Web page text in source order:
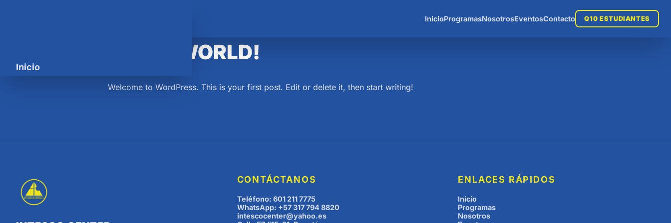
InicioProgramasNosotrosEventosContacto Q10 ESTUDIANTES
Inicio
Q10 Estudiantes
HELLO WORLD!
Welcome to WordPress. This is your first post. Edit or delete it, then start writing!
CONTÁCTANOS
Teléfono: 601 211 7775
WhatsApp: +57 317 794 8820
intescocenter@yahoo.es
ENLACES RÁPIDOS
Inicio
Programas
Nosotros